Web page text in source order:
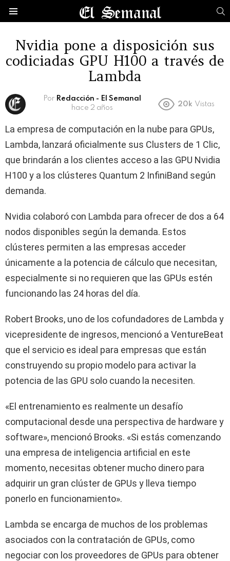
Nvidia pone a disposición sus
codiciadas GPU H100 a través de
Lambda
Por Redacción - El Semanal
hace 2 años
20k Vistas
La empresa de computación en la nube para GPUs,
Lambda, lanzará oficialmente sus Clusters de 1 Clic,
que brindarán a los clientes acceso a las GPU Nvidia
H100 y a los clústeres Quantum 2 InfiniBand según
demanda.
Nvidia colaboró con Lambda para ofrecer de dos a 64
nodos disponibles según la demanda. Estos
clústeres permiten a las empresas acceder
únicamente a la potencia de cálculo que necesitan,
especialmente si no requieren que las GPUs estén
funcionando las 24 horas del día.
Robert Brooks, uno de los cofundadores de Lambda y
vicepresidente de ingresos, mencionó a VentureBeat
que el servicio es ideal para empresas que están
construyendo su propio modelo para activar la
potencia de las GPU solo cuando la necesiten.
«El entrenamiento es realmente un desafío
computacional desde una perspectiva de hardware y
software», mencionó Brooks. «Si estás comenzando
una empresa de inteligencia artificial en este
momento, necesitas obtener mucho dinero para
adquirir un gran clúster de GPUs y lleva tiempo
ponerlo en funcionamiento».
Lambda se encarga de muchos de los problemas
asociados con la contratación de GPUs, como
negociar con los proveedores de GPUs para obtener